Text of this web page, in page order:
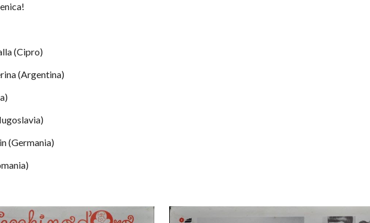
(Cipro)
(Argentina)
(Germania)